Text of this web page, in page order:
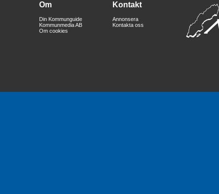
Om
Din Kommunguide
Kommunmedia AB
Om cookies
Kontakt
Annonsera
Kontakta oss